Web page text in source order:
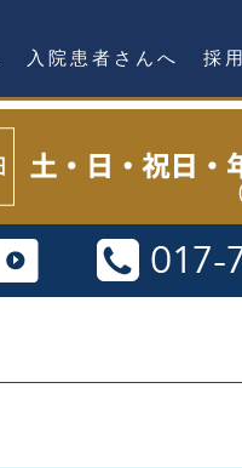
入院患者さんへ 採